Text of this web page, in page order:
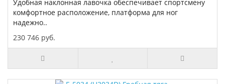
Удобная наклонная лавочка обеспечивает спортсмену
комфортное расположение, платформа для ног
надежно..
230 746 руб.